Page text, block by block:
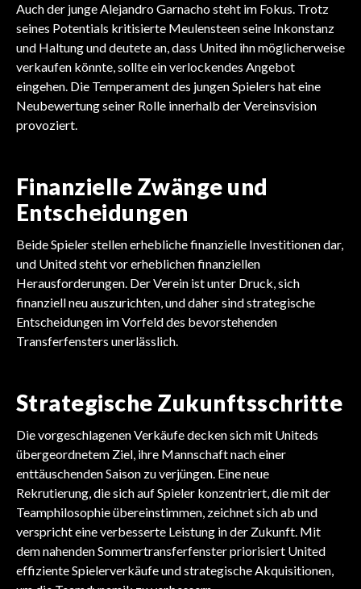
Auch der junge Alejandro Garnacho steht im Fokus. Trotz
seines Potentials kritisierte Meulensteen seine Inkonstanz
und Haltung und deutete an, dass United ihn möglicherweise
verkaufen könnte, sollte ein verlockendes Angebot
eingehen. Die Temperament des jungen Spielers hat eine
Neubewertung seiner Rolle innerhalb der Vereinsvision
provoziert.
Finanzielle Zwänge und
Entscheidungen
Beide Spieler stellen erhebliche finanzielle Investitionen dar,
und United steht vor erheblichen finanziellen
Herausforderungen. Der Verein ist unter Druck, sich
finanziell neu auszurichten, und daher sind strategische
Entscheidungen im Vorfeld des bevorstehenden
Transferfensters unerlässlich.
Strategische Zukunftsschritte
Die vorgeschlagenen Verkäufe decken sich mit Uniteds
übergeordnetem Ziel, ihre Mannschaft nach einer
enttäuschenden Saison zu verjüngen. Eine neue
Rekrutierung, die sich auf Spieler konzentriert, die mit der
Teamphilosophie übereinstimmen, zeichnet sich ab und
verspricht eine verbesserte Leistung in der Zukunft. Mit
dem nahenden Sommertransferfenster priorisiert United
effiziente Spielerverkäufe und strategische Akquisitionen,
FUSSBALL
FUSSBALL
FUSSBALL